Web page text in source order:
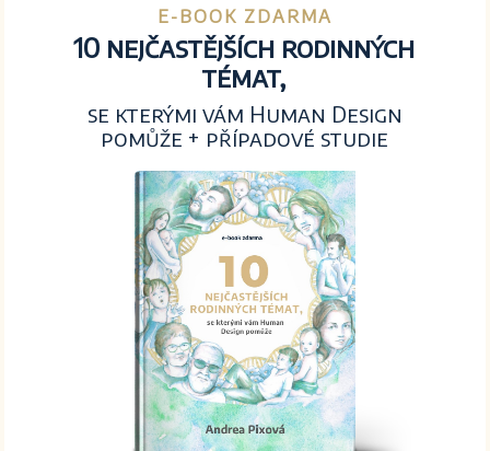
E-BOOK ZDARMA
10 nejčastějších rodinných
témat,
se kterými vám Human Design
pomůže + případové studie